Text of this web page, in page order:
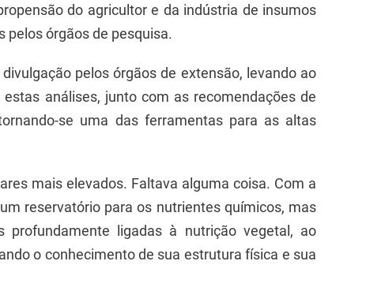
do agricultor e da indústria de insumos
pelos órgãos de pesquisa.
pelos órgãos de extensão, levando ao
análises, junto com as recomendações de
se uma das ferramentas para as altas
mais elevados. Faltava alguma coisa. Com a
reservatório para os nutrientes químicos, mas
ligadas à nutrição vegetal, ao
o conhecimento de sua estrutura física e sua